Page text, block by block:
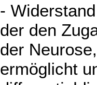
-
der den
der
ermöglicht